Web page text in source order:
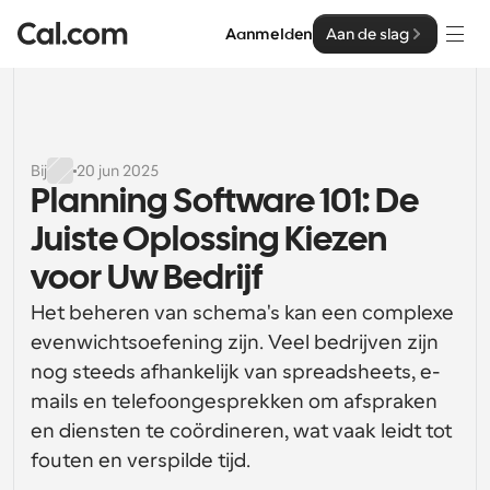
Aanmelden Aan de slag
Oplossingen
Op teamgrootte
Voor individuen
Persoonlijke planning eenvoudig gemaakt
Voor Teams
Samenwerkingsplanning voor groepen
Voor organisaties
Grotere teamsplanning voor meer controle en
beveiliging
Voor ondernemingen
Enterprise
Ontwikkelaar
Ontwikkelaarsdocumentatie
Documentatie voor het Cal.com-platform
Hulpbronnen
Lettertype: Cal Sans UI & tekst
Ons eigen variabele lettertype voor
Cal.ai
Prijzen
Bij 20 jun 2025
Planning Software 101: De
Juiste Oplossing Kiezen
voor Uw Bedrijf
Het beheren van schema's kan een complexe
evenwichtsoefening zijn. Veel bedrijven zijn
nog steeds afhankelijk van spreadsheets, e-
mails en telefoongesprekken om afspraken
en diensten te coördineren, wat vaak leidt tot
fouten en verspilde tijd.